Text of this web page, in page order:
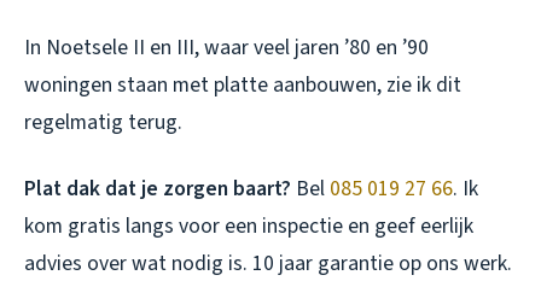
In Noetsele II en III, waar veel jaren ’80 en ’90
woningen staan met platte aanbouwen, zie ik dit
regelmatig terug.
Plat dak dat je zorgen baart? Bel 085 019 27 66. Ik
kom gratis langs voor een inspectie en geef eerlijk
advies over wat nodig is. 10 jaar garantie op ons werk.